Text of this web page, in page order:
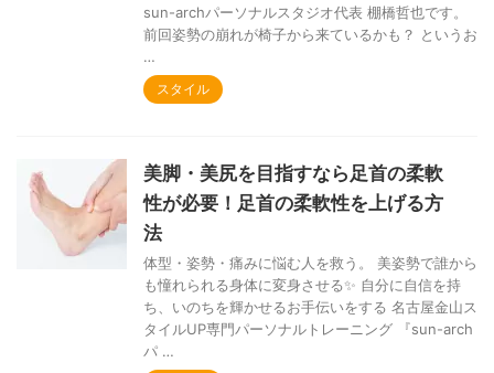
sun-archパーソナルスタジオ代表 棚橋哲也です。
前回姿勢の崩れが椅子から来ているかも？ というお
…
スタイル
美脚・美尻を目指すなら足首の柔軟
性が必要！足首の柔軟性を上げる方
法
体型・姿勢・痛みに悩む人を救う。 美姿勢で誰から
も憧れられる身体に変身させる✨ 自分に自信を持
ち、いのちを輝かせるお手伝いをする 名古屋金山ス
タイルUP専門パーソナルトレーニング 『sun-arch
パ …